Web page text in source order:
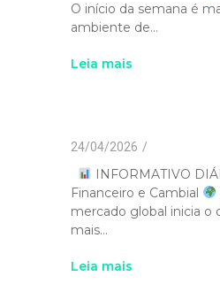
O início da semana é
ambiente de...
Leia mais
24/04/2026 /
INFORMATIVO
Financeiro e Cambial
mercado global inicia o
mais...
Leia mais